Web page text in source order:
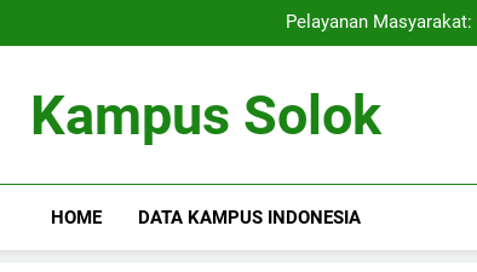
Pelayanan
Kepentingan Tempat
Pelayanan
Kepentingan Tempat
Kampus Solok
HOME DATA KAMPUS INDONESIA